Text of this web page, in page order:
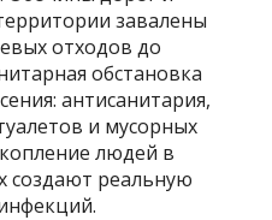
завалены
отходов до
обстановка
антисанитария,
и мусорных
людей в
создают реальную